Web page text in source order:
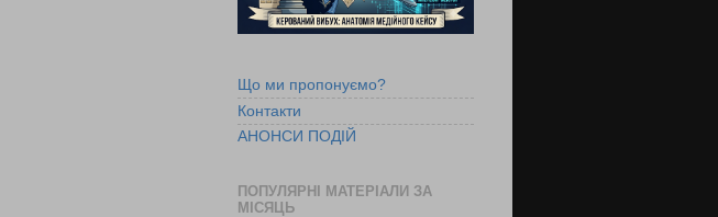
Що ми пропонуємо?
Контакти
АНОНСИ ПОДІЙ
ПОПУЛЯРНІ МАТЕРІАЛИ ЗА
МІСЯЦЬ